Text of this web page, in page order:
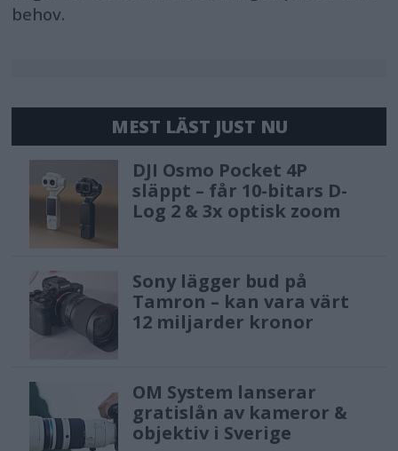
behov.
MEST LÄST JUST NU
DJI Osmo Pocket 4P
släppt – får 10-bitars D-
Log 2 & 3x optisk zoom
Sony lägger bud på
Tamron – kan vara värt
12 miljarder kronor
OM System lanserar
gratislån av kameror &
objektiv i Sverige